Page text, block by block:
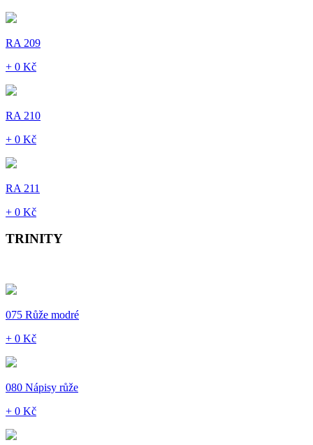
RA 209
+ 0 Kč
RA 210
+ 0 Kč
RA 211
+ 0 Kč
TRINITY
075 Růže modré
+ 0 Kč
080 Nápisy růže
+ 0 Kč